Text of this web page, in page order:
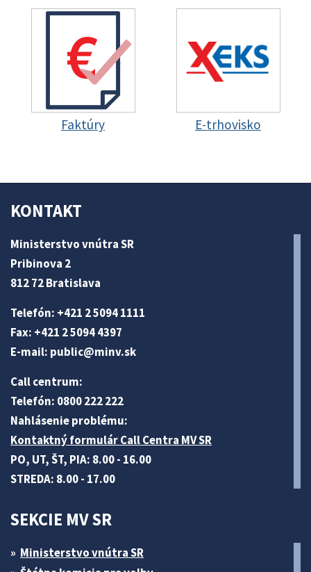
Faktúry E-trhovisko
KONTAKT
Ministerstvo vnútra SR
Pribinova 2
812 72 Bratislava
Telefón: +421 2 5094 1111
Fax: +421 2 5094 4397
E-mail: public@minv.sk
Call centrum:
Telefón: 0800 222 222
Nahlásenie problému:
Kontaktný formulár Call Centra MV SR
PO, UT, ŠT, PIA: 8.00 - 16.00
STREDA: 8.00 - 17.00
SEKCIE MV SR
Ministerstvo vnútra SR